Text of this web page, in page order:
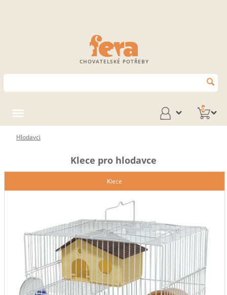
CHOVATELSKÉ POTŘEBY
0
Hlodavci
Klece pro hlodavce
Klece